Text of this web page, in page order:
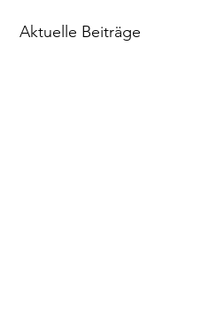
Aktuelle Beiträge